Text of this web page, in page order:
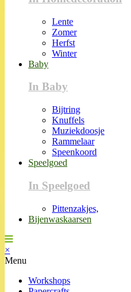
Lente
Zomer
Herfst
Winter
Baby
In Baby
Bijtring
Knuffels
Muziekdoosje
Rammelaar
Speenkoord
Speelgoed
In Speelgoed
Pittenzakjes,
Bijenwaskaarsen
×
Menu
Workshops